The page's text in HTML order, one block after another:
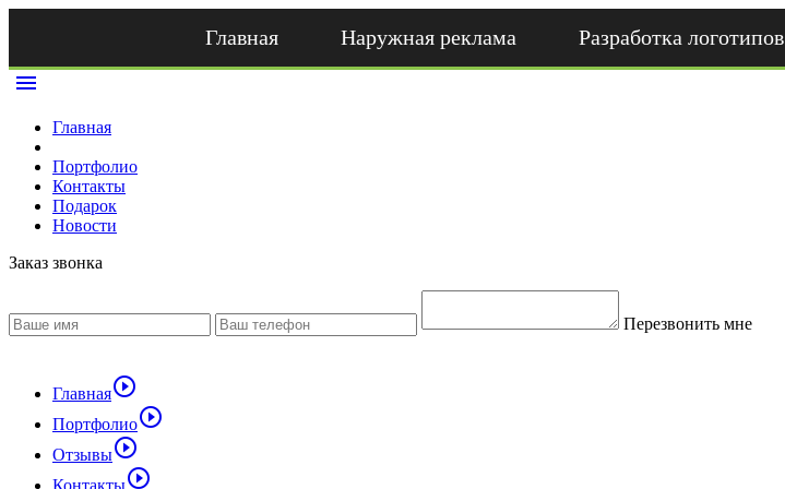
Главная Наружная реклама Разработка логотипов
menu
Главная
Портфолио
Контакты
Подарок
Новости
Заказ звонка
Перезвонить мне
Главнаяplay_circle_outline
Портфолиоplay_circle_outline
Отзывыplay_circle_outline
Контактыplay_circle_outline